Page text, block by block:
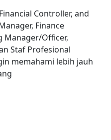
Controller, and
Finance
Manager/Officer,
Staf Profesional
memahami lebih jauh